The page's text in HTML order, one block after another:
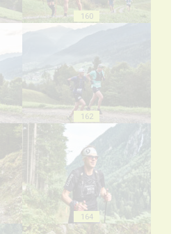
160
162
164